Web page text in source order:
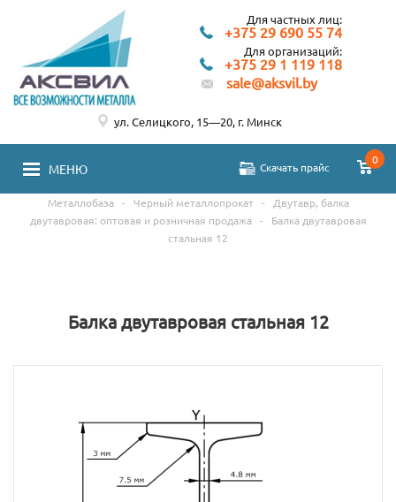
Для частных лиц:
+375 29 690 55 74
Для организаций:
+375 29 1 119 118
sale@aksvil.by
МЕНЮ Скачать прайс
0
ул. Селицкого, 15—20, г. Минск
Металлобаза - Черный металлопрокат -
Двутавр, балка
двутавровая: оптовая и розничная продажа -
Балка двутавровая
стальная 12
Балка двутавровая стальная 12